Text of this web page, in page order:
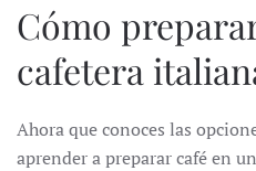
Cómo
cafetera
Ahora que conoces las
aprender a preparar café en